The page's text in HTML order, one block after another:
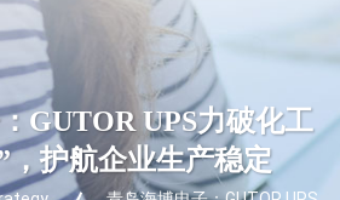
GUTOR UPS力破化工
，护航企业生产稳定